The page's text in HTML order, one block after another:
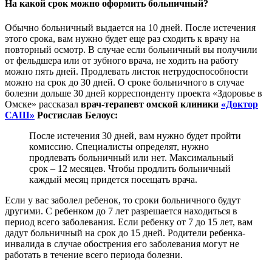
На какой срок можно оформить больничный?
Обычно больничный выдается на 10 дней. После истечения
этого срока, вам нужно будет еще раз сходить к врачу на
повторный осмотр. В случае если больничный вы получили
от фельдшера или от зубного врача, не ходить на работу
можно пять дней. Продлевать листок нетрудоспособности
можно на срок до 30 дней. О сроке больничного в случае
болезни дольше 30 дней корреспонденту проекта «Здоровье в
Омске» рассказал врач-терапевт омской клиники «Доктор
САШ» Ростислав Белоус:
После истечения 30 дней, вам нужно будет пройти
комиссию. Специалисты определят, нужно
продлевать больничный или нет. Максимальный
срок – 12 месяцев. Чтобы продлить больничный
каждый месяц придется посещать врача.
Если у вас заболел ребенок, то сроки больничного будут
другими. С ребенком до 7 лет разрешается находиться в
период всего заболевания. Если ребенку от 7 до 15 лет, вам
дадут больничный на срок до 15 дней. Родители ребенка-
инвалида в случае обострения его заболевания могут не
работать в течение всего периода болезни.